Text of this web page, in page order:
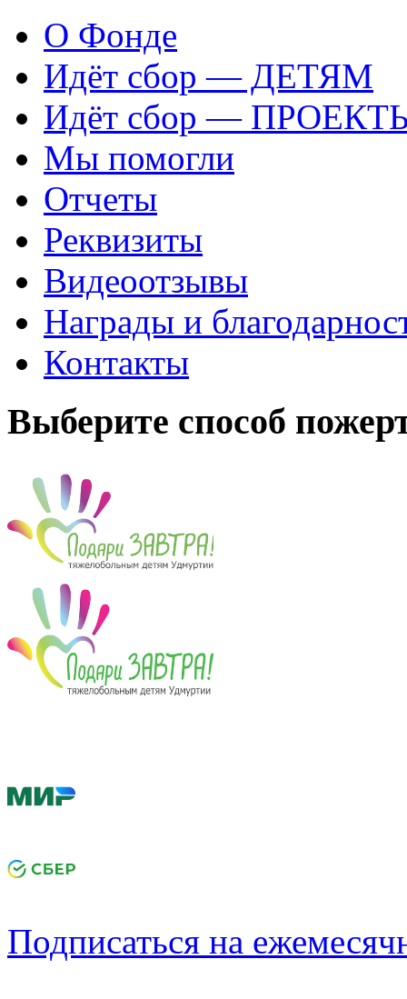
О Фонде
Идёт сбор — ДЕТЯМ
Идёт сбор —
Мы помогли
Отчеты
Реквизиты
Видеоотзывы
Награды и
Контакты
Выберите способ
Подписаться на